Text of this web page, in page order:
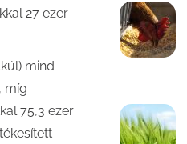
27 ezer
mind
míg
75,3 ezer